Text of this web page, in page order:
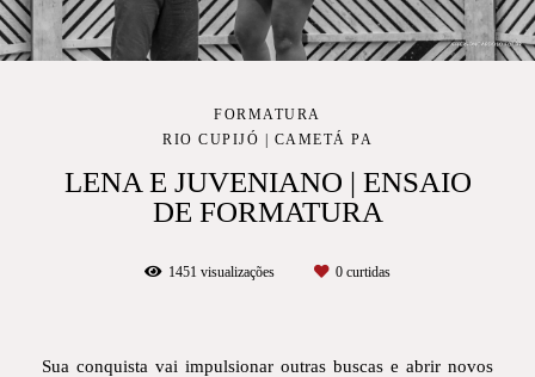
FORMATURA
RIO CUPIJÓ | CAMETÁ PA
LENA E JUVENIANO | ENSAIO
DE FORMATURA
1451 visualizações 0 curtidas
Sua conquista vai impulsionar outras buscas e abrir novos